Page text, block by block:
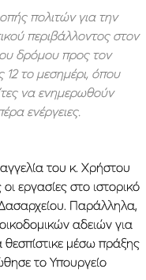
πολιτών για την
περιβάλλοντος στον
δρόμου προς τον
12 το μεσημέρι, όπου
να ενημερωθούν
ενέργειες.
του κ. Χρήστου
εργασίες στο ιστορικό
Παράλληλα,
αδειών για
μέσω πράξης
το Υπουργείο